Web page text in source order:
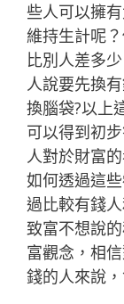
些人可以擁
維持生計呢
比別人差多
人說要先換
換腦袋?以上
可以得到初
人對於財富
如何透過這
過比較有錢
致富不想說
富觀念，相
錢的人來說